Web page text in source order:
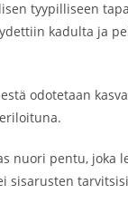
tyypilliseen
kadulta ja
odotetaan
nuori pentu,